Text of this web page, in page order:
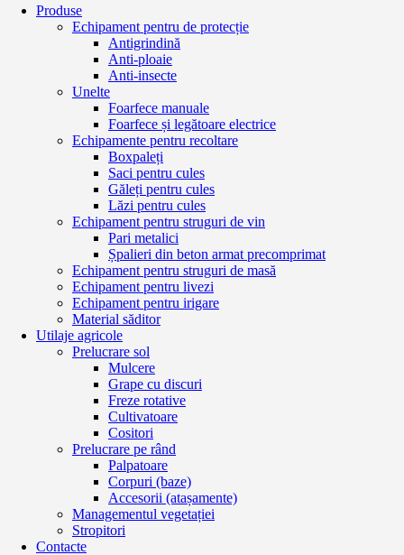
Produse
Echipament pentru de protecție
Antigrindină
Anti-ploaie
Anti-insecte
Unelte
Foarfece manuale
Foarfece și legătoare electrice
Echipamente pentru recoltare
Boxpaleți
Saci pentru cules
Găleți pentru cules
Lăzi pentru cules
Echipament pentru struguri de vin
Pari metalici
Șpalieri din beton armat precomprimat
Echipament pentru struguri de masă
Echipament pentru livezi
Echipament pentru irigare
Material săditor
Utilaje agricole
Prelucrare sol
Mulcere
Grape cu discuri
Freze rotative
Cultivatoare
Cositori
Prelucrare pe rând
Palpatoare
Corpuri (baze)
Accesorii (atașamente)
Managementul vegetației
Stropitori
Contacte